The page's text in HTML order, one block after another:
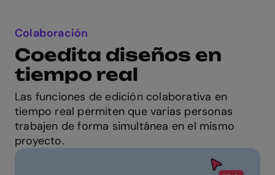
Colaboración
Coedita diseños en
tiempo real
Las funciones de edición colaborativa en
tiempo real permiten que varias personas
trabajen de forma simultánea en el mismo
proyecto.